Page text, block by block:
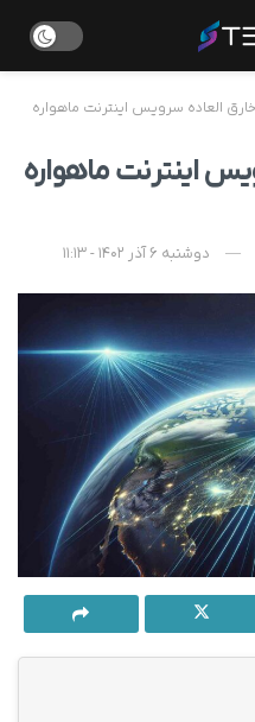
العاده سرویس اینترنت ماهواره
اینترنت ماهواره
دوشنبه 6 آذر 1402 - 11:13